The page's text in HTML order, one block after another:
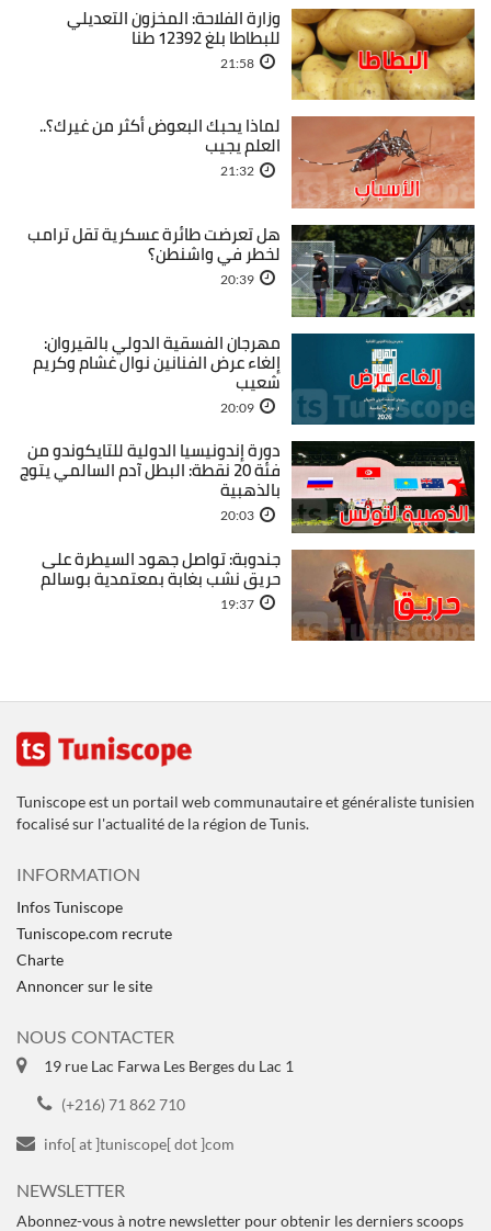
وزارة الفلاحة: المخزون التعديلي
للبطاطا بلغ 12392 طنا
21:58
لماذا يحبك البعوض أكثر من غيرك؟..
العلم يجيب
21:32
هل تعرضت طائرة عسكرية تقل ترامب
لخطر في واشنطن؟
20:39
مهرجان الفسقية الدولي بالقيروان:
إلغاء عرض الفنانين نوال غشام وكريم
شعيب
20:09
دورة إندونيسيا الدولية للتايكوندو من
فئة 20 نقطة: البطل آدم السالمي يتوج
بالذهبية
20:03
جندوبة: تواصل جهود السيطرة على
حريق نشب بغابة بمعتمدية بوسالم
19:37
Tuniscope est un portail web communautaire et généraliste tunisien
focalisé sur l'actualité de la région de Tunis.
INFORMATION
Infos Tuniscope
Tuniscope.com recrute
Charte
Annoncer sur le site
NOUS CONTACTER
19 rue Lac Farwa Les Berges du Lac 1
(+216) 71 862 710
info[ at ]tuniscope[ dot ]com
NEWSLETTER
Abonnez-vous à notre newsletter pour obtenir les derniers scoops